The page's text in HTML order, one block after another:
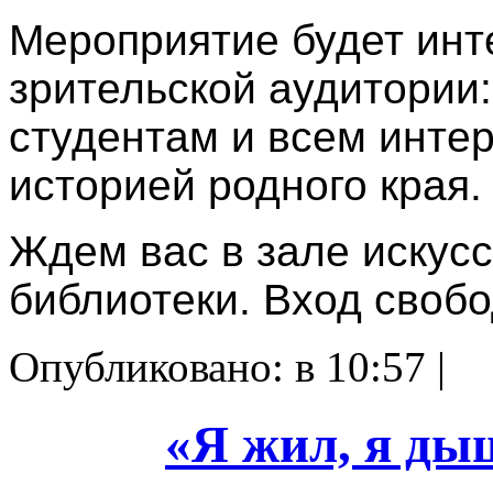
Мероприятие будет
зрительской
студентам и всем
историей родного края.
Ждем вас в зале
библиотеки. Вход
Опубликовано: в 10:57 |
«Я жил, я